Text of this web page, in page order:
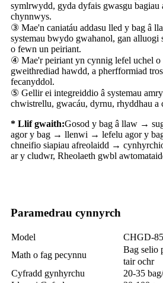
symlrwydd, gyda dyfais gwasgu
chynnwys.
③ Mae'n caniatáu addasu lled y bag â
systemau bwydo gwahanol, gan alluogi
o fewn un peiriant.
④ Mae'r peiriant yn cynnig lefel uchel o
gweithrediad hawdd, a pherfformiad
fecanyddol.
⑤ Gellir ei integreiddio â systemau
chwistrellu, gwacáu, dyrnu, rhyddhau a
* Llif gwaith:Gosod y bag â llaw →
agor y bag → llenwi → lefelu agor y
chneifio siapiau afreolaidd →
ar y cludwr, Rheolaeth gwbl
Paramedrau cynnyrch
Model
CHGD-
Math o fag pecynnu
Bag selio
tair ochr
Cyfradd gynhyrchu
20-35